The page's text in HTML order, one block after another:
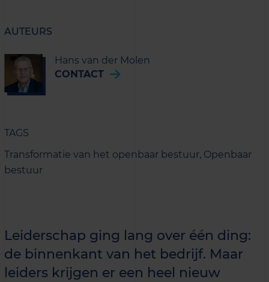
AUTEURS
Hans van der Molen
CONTACT
TAGS
Transformatie van het openbaar bestuur, Openbaar
bestuur
Leiderschap ging lang over één ding:
de binnenkant van het bedrijf. Maar
leiders krijgen er een heel nieuw